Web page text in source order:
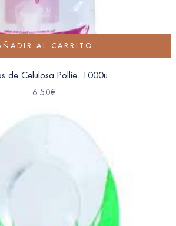
AL CARRITO
de Celulosa Pollie. 1000u
6.50€